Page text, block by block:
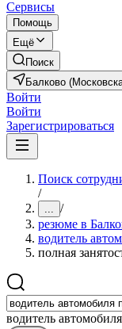
Сервисы
Помощь
Ещё
Поиск
Балково
Войти
Войти
Зарегистрироваться
Поиск
/
... /
резюме в
водитель
полная
водитель